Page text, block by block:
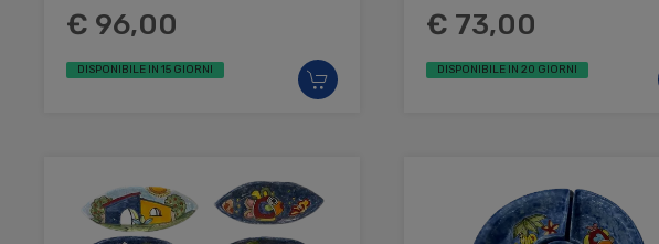
€ 96,00
DISPONIBILE IN 15 GIORNI
€ 73,00
DISPONIBILE IN 20 GIORNI